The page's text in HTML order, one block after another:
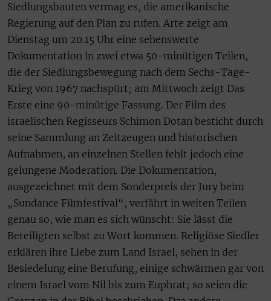
Siedlungsbauten vermag es, die amerikanische
Regierung auf den Plan zu rufen. Arte zeigt am
Dienstag um 20.15 Uhr eine sehenswerte
Dokumentation in zwei etwa 50-minütigen Teilen,
die der Siedlungsbewegung nach dem Sechs-Tage-
Krieg von 1967 nachspürt; am Mittwoch zeigt Das
Erste eine 90-minütige Fassung. Der Film des
israelischen Regisseurs Schimon Dotan besticht durch
seine Sammlung an Zeitzeugen und historischen
Aufnahmen, an einzelnen Stellen fehlt jedoch eine
gelungene Moderation. Die Dokumentation,
ausgezeichnet mit dem Sonderpreis der Jury beim
„Sundance Filmfestival“, verfährt in weiten Teilen
genau so, wie man es sich wünscht: Sie lässt die
Beteiligten selbst zu Wort kommen. Religiöse Siedler
erklären ihre Liebe zum Land Israel, sehen in der
Besiedelung eine Berufung, einige schwärmen gar von
einem Israel vom Nil bis zum Euphrat; so seien die